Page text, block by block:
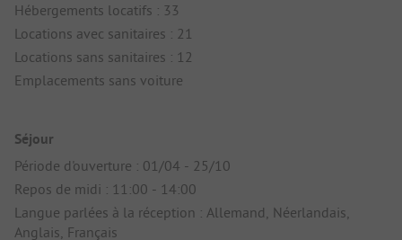
Hébergements locatifs : 33
Locations avec sanitaires : 21
Locations sans sanitaires : 12
Emplacements sans voiture
Séjour
Période d'ouverture : 01/04 - 25/10
Repos de midi : 11:00 - 14:00
Langue parlées à la réception : Allemand, Néerlandais,
Anglais, Français